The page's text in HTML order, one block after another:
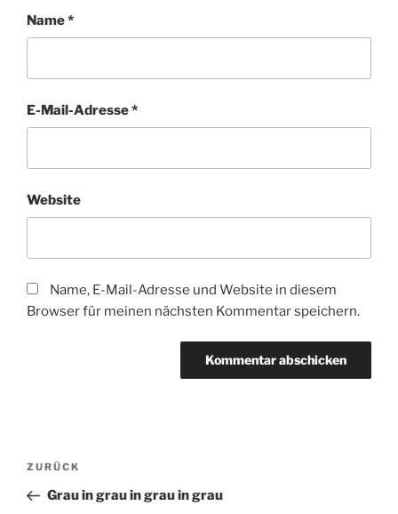
Name*
E-Mail-Adresse*
Website
Name, E-Mail-Adresse und Website in diesem
Browser für meinen nächsten Kommentar speichern.
Beitragsnavigation
Vorheriger
Beitrag
ZURÜCK
Grau in grau in grau in grau